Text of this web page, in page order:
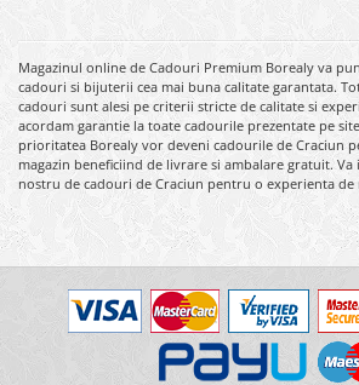
Magazinul online de Cadouri Premium Borealy va
cadouri si bijuterii cea mai buna calitate garantata.
cadouri sunt alesi pe criterii stricte de calitate si
acordam garantie la toate cadourile prezentate pe
prioritatea Borealy vor deveni cadourile de Craciun
magazin beneficiind de livrare si ambalare gratuit.
nostru de cadouri de Craciun pentru o experienta de